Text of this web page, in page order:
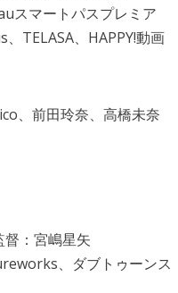
スマートパスプレミア
TELASA、HAPPY!動画
、前田玲奈、高橋未奈
：宮嶋星矢
、ダブトゥーンス